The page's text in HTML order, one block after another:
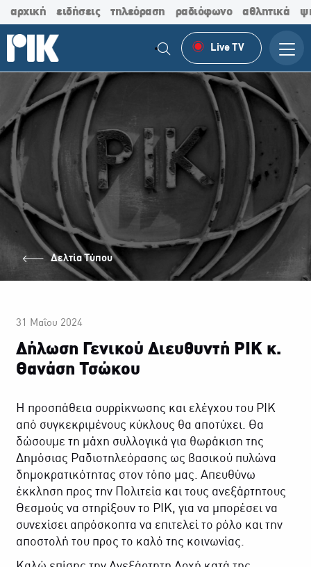
αρχική ειδήσεις τηλεόραση ραδιόφωνο αθλητικά
Live TV
Δελτία Τύπου
31 Μαΐου 2024
Δήλωση Γενικού Διευθυντή ΡΙΚ κ.
Θανάση Τσώκου
Η προσπάθεια συρρίκνωσης και ελέγχου του ΡΙΚ
από συγκεκριμένους κύκλους θα αποτύχει. Θα
δώσουμε τη μάχη συλλογικά για θωράκιση της
Δημόσιας Ραδιοτηλεόρασης ως βασικού πυλώνα
δημοκρατικότητας στον τόπο μας. Απευθύνω
έκκληση προς την Πολιτεία και τους ανεξάρτητους
Θεσμούς να στηρίξουν το ΡΙΚ, για να μπορέσει να
συνεχίσει απρόσκοπτα να επιτελεί το ρόλο και την
αποστολή του προς το καλό της κοινωνίας.